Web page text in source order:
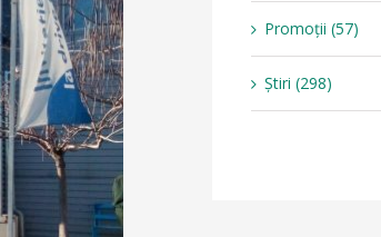
Promoții (57)
Știri (298)